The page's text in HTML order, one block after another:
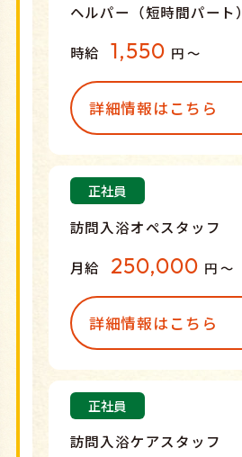
ヘルパー（短時間パート）
時給 1,550 円 〜
詳細情報はこちら
正社員
訪問入浴オペスタッフ
月給 250,000 円 〜
詳細情報はこちら
正社員
訪問入浴ケアスタッフ